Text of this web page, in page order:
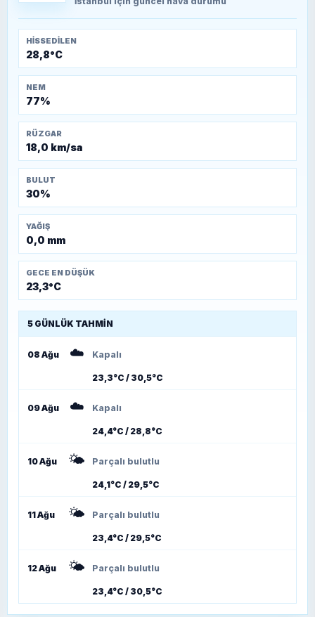
HISSEDILEN
28,8°C
NEM
77%
RÜZGAR
18,0 km/sa
BULUT
30%
YAĞIŞ
0,0 mm
GECE EN DÜŞÜK
23,3°C
5 GÜNLÜK TAHMIN
08 Ağu ☁️ Kapalı
23,3°C / 30,5°C
09 Ağu ☁️ Kapalı
24,4°C / 28,8°C
10 Ağu 🌤️ Parçalı bulutlu
24,1°C / 29,5°C
11 Ağu 🌤️ Parçalı bulutlu
23,4°C / 29,5°C
12 Ağu 🌤️ Parçalı bulutlu
23,4°C / 30,5°C